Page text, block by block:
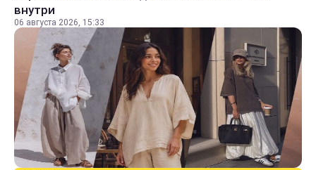
внутри
06 августа 2026, 15:33